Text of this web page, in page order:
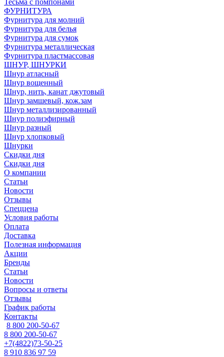
Тесьма с помпонами
ФУРНИТУРА
Фурнитура для молний
Фурнитура для белья
Фурнитура для сумок
Фурнитура металлическая
Фурнитура пластмассовая
ШНУР, ШНУРКИ
Шнур атласный
Шнур вощенный
Шнур, нить, канат джутовый
Шнур замшевый, кож.зам
Шнур металлизированный
Шнур полиэфирный
Шнур разный
Шнур хлопковый
Шнурки
Скидки дня
Скидки дня
О компании
Статьи
Новости
Отзывы
Спеццена
Условия работы
Оплата
Доставка
Полезная информация
Акции
Бренды
Статьи
Новости
Вопросы и ответы
Отзывы
График работы
Контакты
8 800 200-50-67
8 800 200-50-67
+7(4822)73-50-25
8 910 836 97 59